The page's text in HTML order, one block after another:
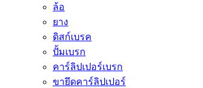
ล้อ
ยาง
ดิสก์เบรค
ปั้มเบรก
คาร์ลิปเปอร์เบรก
ขายึดคาร์ลิปเปอร์